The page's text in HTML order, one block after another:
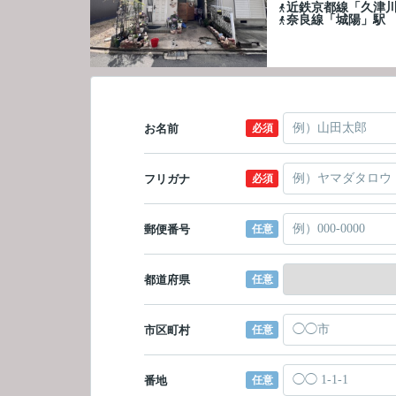
近鉄京都線「久津
奈良線「城陽」駅
お名前 必須
フリガナ 必須
郵便番号 任意
都道府県 任意
市区町村 任意
番地 任意